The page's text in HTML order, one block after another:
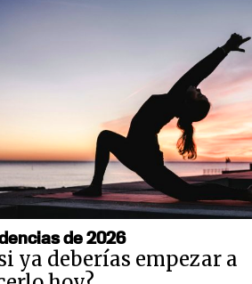
de 2026
ya deberías empezar a